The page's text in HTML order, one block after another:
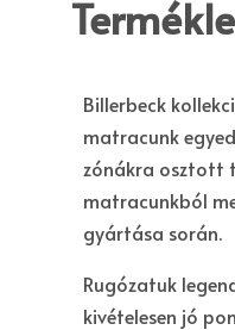
Billerbeck
matracunk
zónákra osztott
matracunkból
gyártása során.
Rugózatuk
kivételesen jó